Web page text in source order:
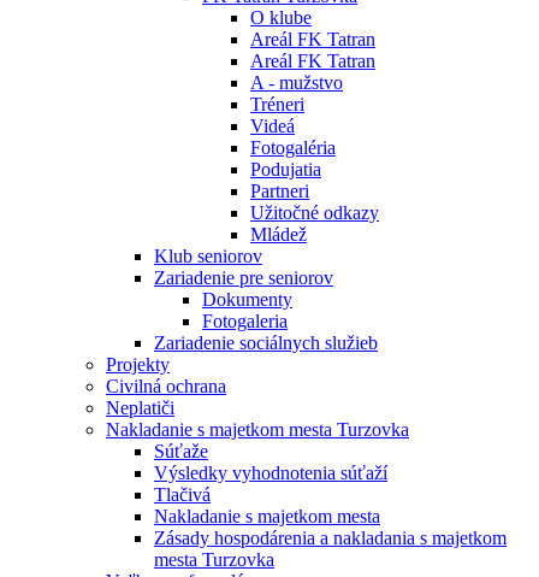
O klube
Areál FK Tatran
Areál FK Tatran
A - mužstvo
Tréneri
Videá
Fotogaléria
Podujatia
Partneri
Užitočné odkazy
Mládež
Klub seniorov
Zariadenie pre seniorov
Dokumenty
Fotogaleria
Zariadenie sociálnych služieb
Projekty
Civilná ochrana
Neplatiči
Nakladanie s majetkom mesta Turzovka
Súťaže
Výsledky vyhodnotenia súťaží
Tlačivá
Nakladanie s majetkom mesta
Zásady hospodárenia a nakladania s majetkom
mesta Turzovka